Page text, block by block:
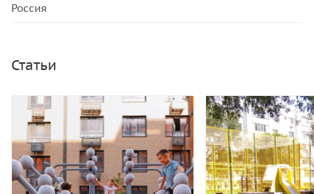
Россия
Статьи